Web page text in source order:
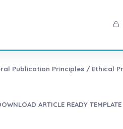
Publication Principles / Ethical
ARTICLE READY TEMPLATE